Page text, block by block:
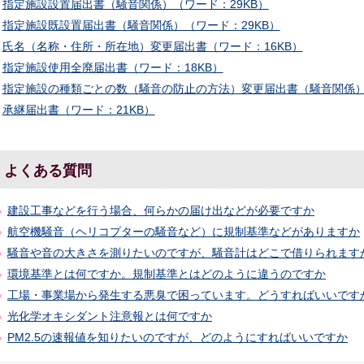
指定施設設置届出書（騒音関係）（ワード：29KB）
指定施設既設置届出書（騒音関係）（ワード：29KB）
氏名（名称・住所・所在地）変更届出書（ワード：16KB）
指定施設使用全廃届出書（ワード：18KB）
指定施設の種類ごとの数（騒音の防止の方法）変更届出書（騒音関係
承継届出書（ワード：21KB）
よくある質問
建設工事などを行う場合、何らかの届け出などが必要ですか
航空機騒音（ヘリコプターの騒音など）に規制基準などがありますか
騒音や音の大きさを測りたいのですが、騒音計はどこで借りられます
環境基準とは何ですか。規制基準とはどのように違うのですか
工場・事業場から発生する悪臭で困っています。どうすればいいです
光化学オキシダント注意報とは何ですか
PM2.5の速報値を知りたいのですが、どのようにすればいいですか